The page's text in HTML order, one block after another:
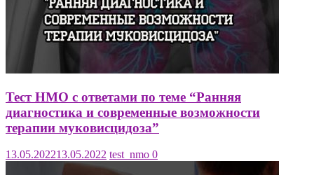
Тест НМО с ответами по теме “Ранняя
диагностика и современные возможности
терапии муковисцидоза”
13.05.202213.05.2022 test_nmo 0